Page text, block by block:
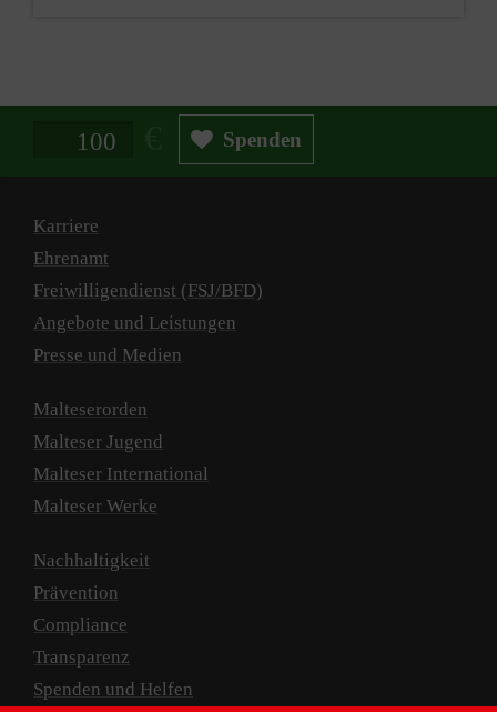
Spendenbetrag in Euro Spenden
Karriere
Ehrenamt
Freiwilligendienst (FSJ/BFD)
Angebote und Leistungen
Presse und Medien
Malteserorden
Malteser Jugend
Malteser International
Malteser Werke
Nachhaltigkeit
Prävention
Compliance
Transparenz
Spenden und Helfen